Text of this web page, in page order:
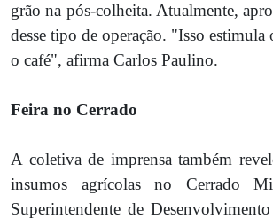
grão na pós-colheita. Atualmente,
desse tipo de operação. "Isso
o café", afirma Carlos Paulino.
Feira no Cerrado
A coletiva de imprensa também
insumos agrícolas no Cerrado
Superintendente de